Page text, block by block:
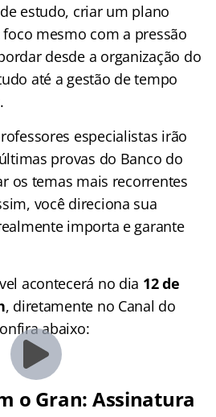
estudo, criar um plano
mesmo com a pressão
desde a organização do
até a gestão de tempo
especialistas irão
provas do Banco do
os temas mais recorrentes
você direciona sua
importa e garante
acontecerá no dia 12 de
, diretamente no Canal do
abaixo:
o Gran: Assinatura